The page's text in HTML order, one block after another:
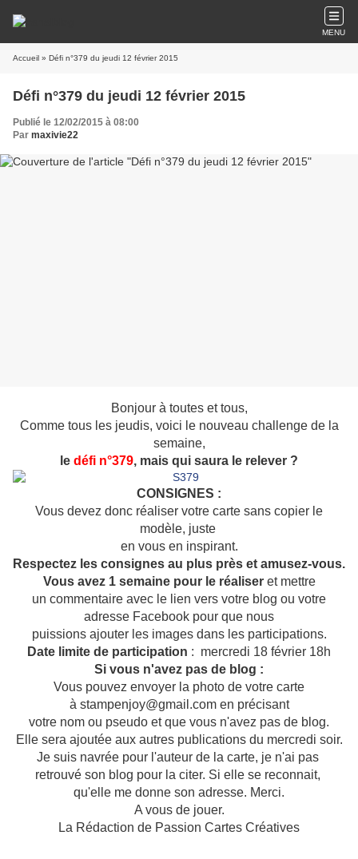
MENU
Accueil » Défi n°379 du jeudi 12 février 2015
Défi n°379 du jeudi 12 février 2015
Publié le 12/02/2015 à 08:00
Par maxivie22
Bonjour à toutes et tous,
Comme tous les jeudis, voici le nouveau challenge de la
semaine,
le défi n°379, mais qui saura le relever ?
CONSIGNES :
Vous devez donc réaliser votre carte sans copier le
modèle, juste
en vous en inspirant.
Respectez les consignes au plus près et amusez-vous.
Vous avez 1 semaine pour le réaliser et mettre
un commentaire avec le lien vers votre blog ou votre
adresse Facebook pour que nous
puissions ajouter les images dans les participations.
Date limite de participation : mercredi 18 février 18h
Si vous n'avez pas de blog :
Vous pouvez envoyer la photo de votre carte
à stampenjoy@gmail.com en précisant
votre nom ou pseudo et que vous n'avez pas de blog.
Elle sera ajoutée aux autres publications du mercredi soir.
Je suis navrée pour l'auteur de la carte, je n'ai pas
retrouvé son blog pour la citer. Si elle se reconnait,
qu'elle me donne son adresse. Merci.
A vous de jouer.
La Rédaction de Passion Cartes Créatives